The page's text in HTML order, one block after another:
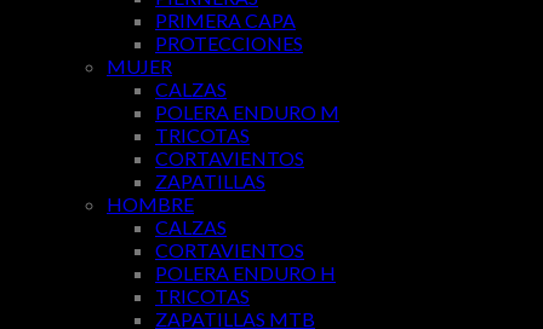
PRIMERA CAPA
PROTECCIONES
MUJER
CALZAS
POLERA ENDURO M
TRICOTAS
CORTAVIENTOS
ZAPATILLAS
HOMBRE
CALZAS
CORTAVIENTOS
POLERA ENDURO H
TRICOTAS
ZAPATILLAS MTB